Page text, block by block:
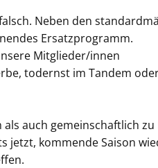
Neben den
Ersatzprogramm.
Mitglieder/innen
todernst im Tandem
auch gemeinschaftlich
jetzt, kommende Saison